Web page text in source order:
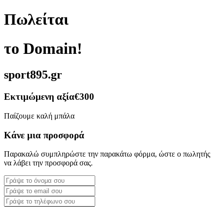
Πωλείται
το Domain!
sport895.gr
Εκτιμώμενη αξία€300
Παίζουμε καλή μπάλα
Κάνε μια προσφορά
Παρακαλώ συμπληρώστε την παρακάτω φόρμα, ώστε ο πωλητής
να λάβει την προσφορά σας.